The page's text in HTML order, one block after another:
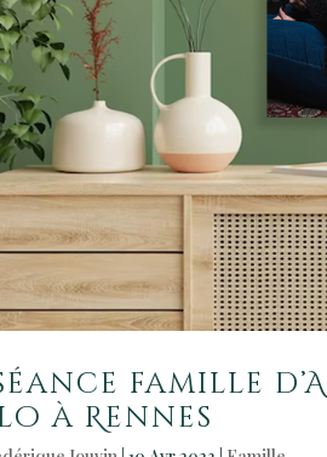
famille
à Rennes